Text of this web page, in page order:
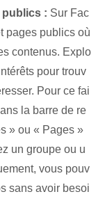
publics : Sur Fac
pages publics où
contenus. Explo
pour trouv
Pour ce fai
la barre de re
» ou « Pages »
⁢un groupe ou u
vous pouv
sans avoir besoi